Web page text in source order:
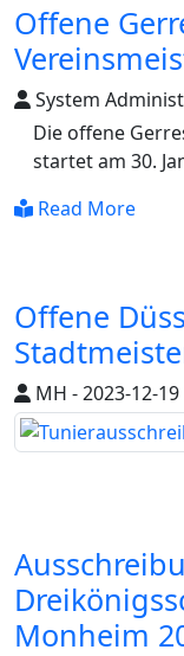
Offene
System
Die offene
startet am 30.
Read More
Offene
MH -2023-12-
Monheim